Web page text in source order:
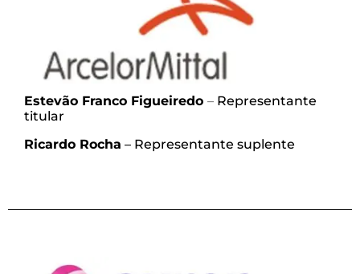
Estevão Franco Figueiredo – Representante
titular
Ricardo Rocha – Representante suplente